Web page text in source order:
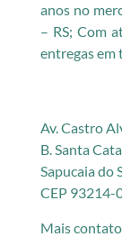
anos no
– RS; Com
entregas em
Av. Castro
B. Santa
Sapucaia do
CEP 93214-
Mais